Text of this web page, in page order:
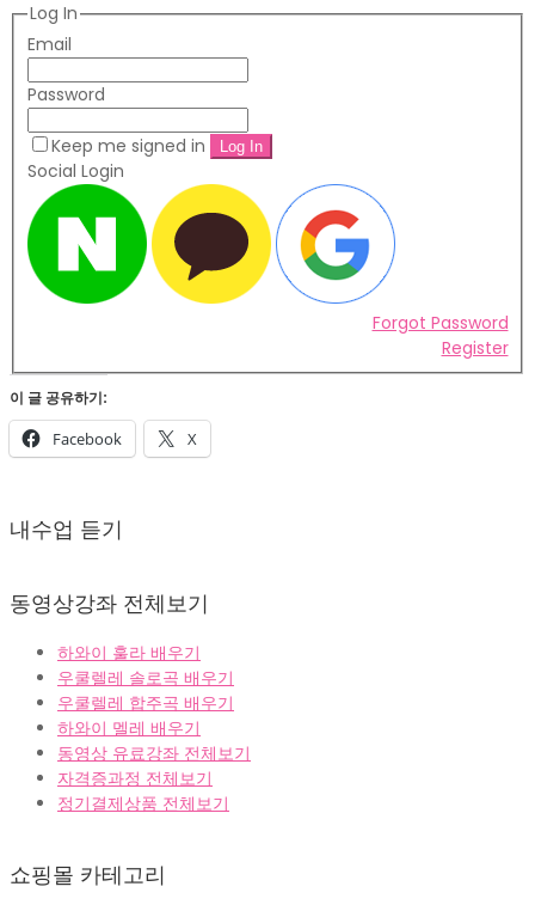
Log In
Email
Password
Keep me signed in
Social Login
Forgot Password
Register
이 글 공유하기:
Facebook X
02-
내수업 듣기
동영상강좌 전체보기
하와이 훌라 배우기
우쿨렐레 솔로곡 배우기
우쿨렐레 합주곡 배우기
하와이 멜레 배우기
동영상 유료강좌 전체보기
자격증과정 전체보기
정기결제상품 전체보기
쇼핑몰 카테고리